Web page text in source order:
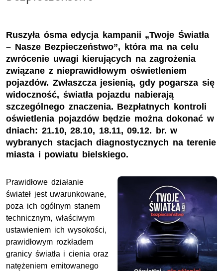
Ruszyła ósma edycja kampanii „Twoje Światła
– Nasze Bezpieczeństwo”, która ma na celu
zwrócenie uwagi kierujących na zagrożenia
związane z nieprawidłowym oświetleniem
pojazdów. Zwłaszcza jesienią, gdy pogarsza się
widoczność, światła pojazdu nabierają
szczególnego znaczenia. Bezpłatnych kontroli
oświetlenia pojazdów będzie można dokonać w
dniach: 21.10, 28.10, 18.11, 09.12. br. w
wybranych stacjach diagnostycznych na terenie
miasta i powiatu bielskiego.
Prawidłowe działanie
świateł jest uwarunkowane,
poza ich ogólnym stanem
technicznym, właściwym
ustawieniem ich wysokości,
prawidłowym rozkładem
granicy światła i cienia oraz
natężeniem emitowanego